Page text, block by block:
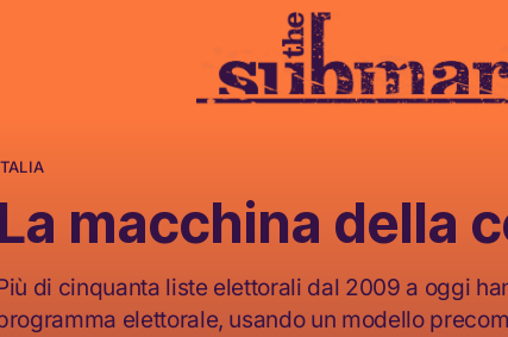
La macchina della
di cinquanta liste elettorali dal 2009 a oggi
elettorale, usando un modello